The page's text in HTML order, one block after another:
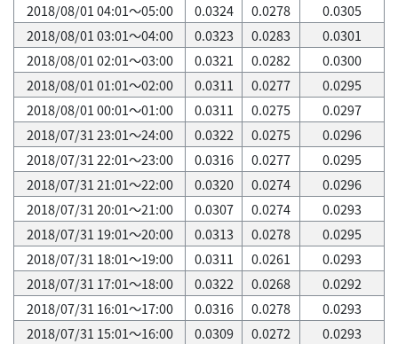
2018/08/01 04:01～05:00
0.0324 0.0278
0.0305
2018/08/01 03:01～04:00
0.0323 0.0283
0.0301
2018/08/01 02:01～03:00
0.0321 0.0282
0.0300
2018/08/01 01:01～02:00
0.0311 0.0277
0.0295
2018/08/01 00:01～01:00
0.0311 0.0275
0.0297
2018/07/31 23:01～24:00
0.0322 0.0275
0.0296
2018/07/31 22:01～23:00
0.0316 0.0277
0.0295
2018/07/31 21:01～22:00
0.0320 0.0274
0.0296
2018/07/31 20:01～21:00
0.0307 0.0274
0.0293
2018/07/31 19:01～20:00
0.0313 0.0278
0.0295
2018/07/31 18:01～19:00
0.0311 0.0261
0.0293
2018/07/31 17:01～18:00
0.0322 0.0268
0.0292
2018/07/31 16:01～17:00
0.0316 0.0278
0.0293
2018/07/31 15:01～16:00
0.0309 0.0272
0.0293